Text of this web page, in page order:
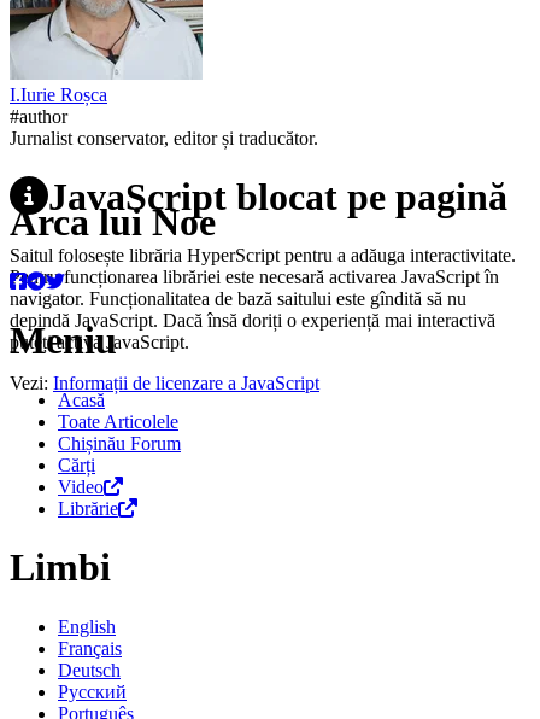
I.Iurie Roșca
#author
Jurnalist conservator, editor și traducător.
JavaScript blocat pe pagină
Saitul folosește librăria HyperScript pentru a adăuga interactivitate.
Pentru funcționarea librăriei este necesară activarea JavaScript în
navigator. Funcționalitatea de bază saitului este gîndită să nu
depindă JavaScript. Dacă însă doriți o experiență mai interactivă
puteți activa JavaScript.
Vezi: Informații de licenzare a JavaScript
Arca lui Noe
Meniu
Acasă
Toate Articolele
Chișinău Forum
Cărți
Video
Librărie
Limbi
English
Français
Deutsch
Русский
Português